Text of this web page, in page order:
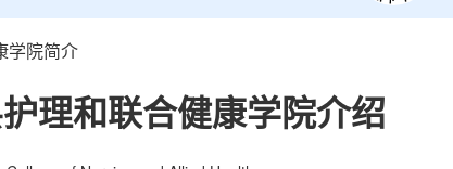
学院简介
理和联合健康学院介绍